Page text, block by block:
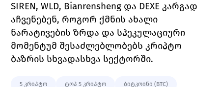
SIREN, WLD, Bianrensheng და DEXE კარგად
აჩვენებენ, როგორ ქმნის ახალი
ნარატივების ზრდა და სპეკულაციური
მომენტუმ შესაძლებლობებს კრიპტო
ბაზრის სხვადასხვა სექტორში.
5 კრიპტო ტოპ 5 კრიპტო ბიტკოინი (BTC)